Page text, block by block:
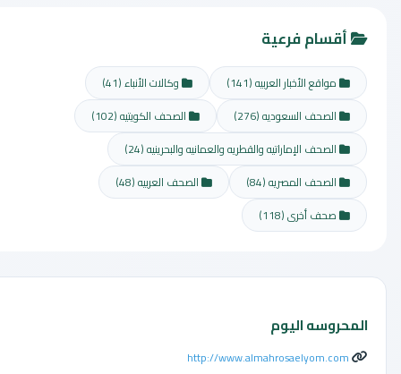
أقسام فرعية
مواقع الأخبار العربيه(141) وكالات الأنباء(41)
الصحف السعوديه(276) الصحف الكويتيه(102)
الصحف الإماراتيه والقطريه والعمانيه والبحرينيه(24)
الصحف المصريه(84) الصحف العربيه(48)
صحف أخرى(118)
المحروسه اليوم
http://www.almahrosaelyom.com